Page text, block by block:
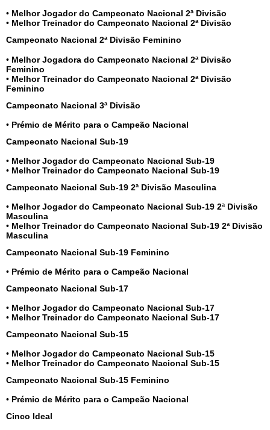
• Melhor Jogador do Campeonato Nacional 2ª Divisão
• Melhor Treinador do Campeonato Nacional 2ª Divisão
Campeonato Nacional 2ª Divisão Feminino
• Melhor Jogadora do Campeonato Nacional 2ª Divisão
Feminino
• Melhor Treinador do Campeonato Nacional 2ª Divisão
Feminino
Campeonato Nacional 3ª Divisão
• Prémio de Mérito para o Campeão Nacional
Campeonato Nacional Sub-19
• Melhor Jogador do Campeonato Nacional Sub-19
• Melhor Treinador do Campeonato Nacional Sub-19
Campeonato Nacional Sub-19 2ª Divisão Masculina
• Melhor Jogador do Campeonato Nacional Sub-19 2ª Divisão
Masculina
• Melhor Treinador do Campeonato Nacional Sub-19 2ª Divisão
Masculina
Campeonato Nacional Sub-19 Feminino
• Prémio de Mérito para o Campeão Nacional
Campeonato Nacional Sub-17
• Melhor Jogador do Campeonato Nacional Sub-17
• Melhor Treinador do Campeonato Nacional Sub-17
Campeonato Nacional Sub-15
• Melhor Jogador do Campeonato Nacional Sub-15
• Melhor Treinador do Campeonato Nacional Sub-15
Campeonato Nacional Sub-15 Feminino
• Prémio de Mérito para o Campeão Nacional
Cinco Ideal